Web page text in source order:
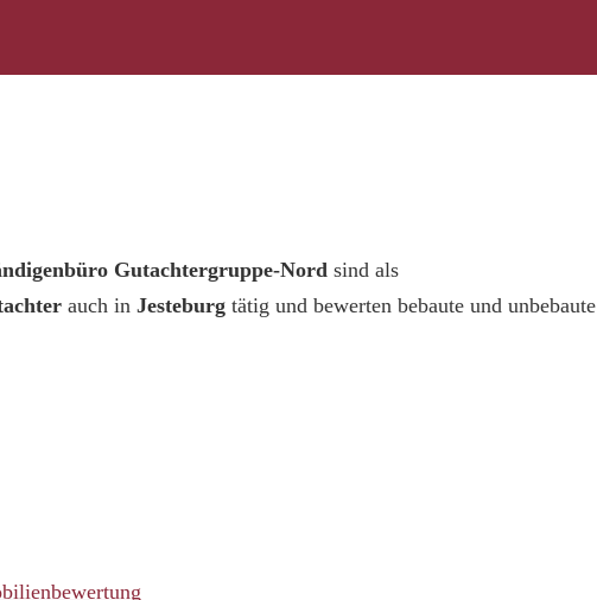
Gutachtergruppe-Nord sind als
auch in Jesteburg tätig und bewerten bebaute und unbebaute